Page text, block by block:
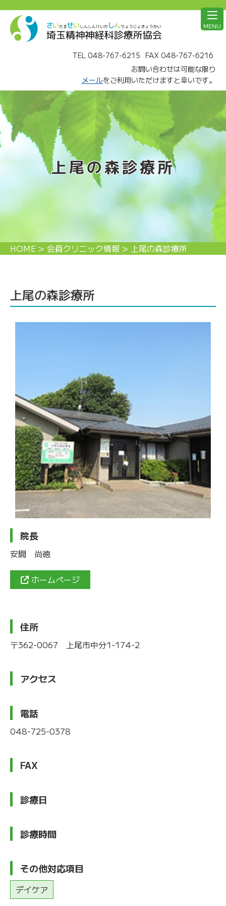
TEL 048-767-6215 FAX 048-767-6216
お問い合わせは可能な限り
メールをご利用いただけますと幸いです。
MENU
上尾の森診療所
HOME > 会員クリニック情報 > 上尾の森診療所
上尾の森診療所
院長
安間 尚徳
ホームページ
住所
〒362-0067 上尾市中分1-174-2
アクセス
電話
048-725-0378
FAX
診療日
診療時間
その他対応項目
デイケア